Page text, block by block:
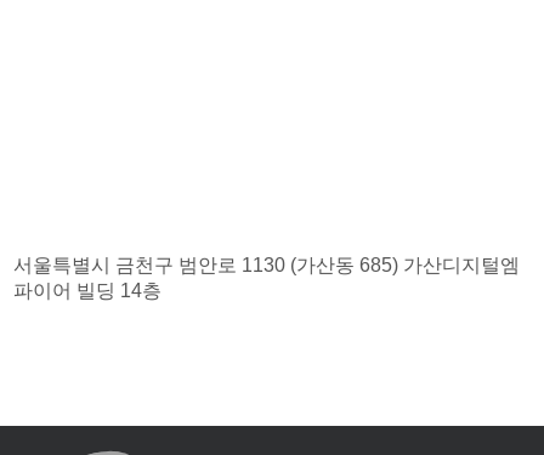
서울특별시 금천구 범안로 1130 (가산동 685) 가산디지털엠
파이어 빌딩 14층